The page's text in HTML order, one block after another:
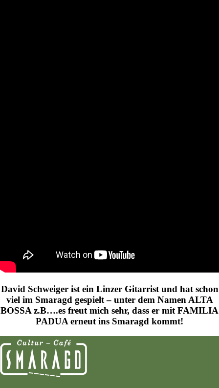
David Schweiger ist ein Linzer Gitarrist und hat schon
viel im Smaragd gespielt – unter dem Namen ALTA
BOSSA z.B….es freut mich sehr, dass er mit FAMILIA
PADUA erneut ins Smaragd kommt!